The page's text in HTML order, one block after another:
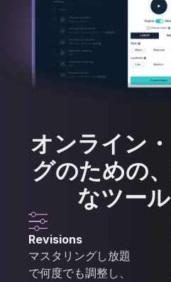
オンライン
グのための
なツー
Revisions
マスタリングし放題
で何度でも調整し、